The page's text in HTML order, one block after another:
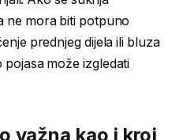
ne mora biti potpuno
prednjeg dijela ili bluza
može izgledati
važna kao i kroj